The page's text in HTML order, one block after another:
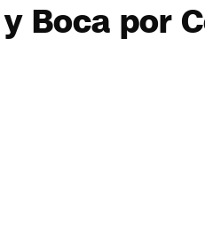
Boca por